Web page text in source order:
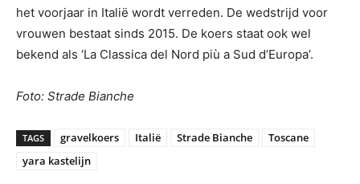
het voorjaar in Italië wordt verreden. De wedstrijd voor
vrouwen bestaat sinds 2015. De koers staat ook wel
bekend als ‘La Classica del Nord più a Sud d’Europa’.
Foto: Strade Bianche
TAGS gravelkoers Italië Strade Bianche
Toscane
yara kastelijn